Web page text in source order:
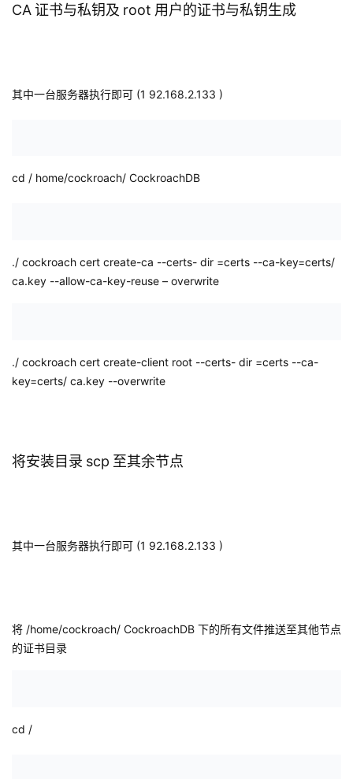
CA证书与私钥及 root 用户的证书与私钥生成
其中一台服务器执行即可 (1 92.168.2.133 )
cd / home/cockroach/ CockroachDB
./ cockroach cert create-ca --certs- dir =certs --ca-key=certs/
ca.key --allow-ca-key-reuse – overwrite
./ cockroach cert create-client root --certs- dir =certs --ca-
key=certs/ ca.key --overwrite
将安装目录 scp 至其余节点
其中一台服务器执行即可 (1 92.168.2.133 )
将 /home/cockroach/ CockroachDB 下的所有文件推送至其他节点
的证书目录
cd /